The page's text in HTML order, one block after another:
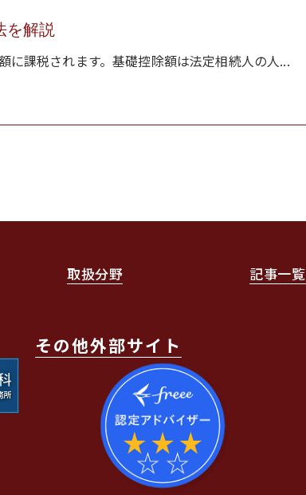
を解説
課税されます。基礎控除額は法定相続人の人...
取扱分野 記事一覧
その他外部サイト